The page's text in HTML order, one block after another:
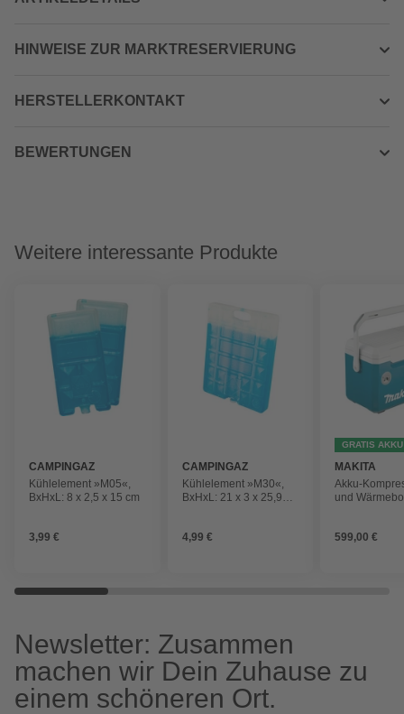
HINWEISE ZUR MARKTRESERVIERUNG
HERSTELLERKONTAKT
BEWERTUNGEN
Weitere interessante Produkte
CAMPINGAZ
Kühlelement »M05«,
BxHxL: 8 x 2,5 x 15 cm
3,99 €
CAMPINGAZ
Kühlelement »M30«,
BxHxL: 21 x 3 x 25,9
4,99 €
GRATIS AKKU
MAKITA
Akku-
und
599,00 €
Newsletter: Zusammen
machen wir Dein Zuhause zu
einem schöneren Ort.